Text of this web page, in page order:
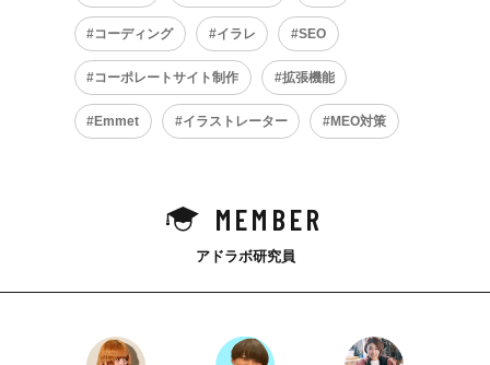
コーディング イラレ SEO
コーポレートサイト制作 拡張機能
Emmet イラストレーター MEO対策
MEMBER
アドラボ研究員